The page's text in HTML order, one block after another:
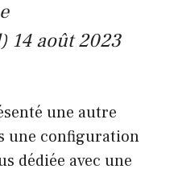
14 août 2023
une autre
une configuration
dédiée avec une